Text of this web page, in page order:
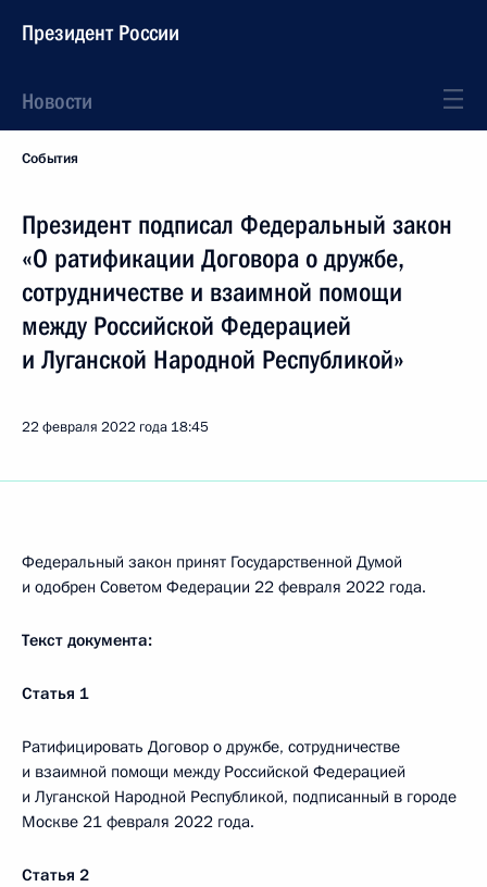
Президент России
Новости
События
Президент подписал Федеральный закон
«О ратификации Договора о дружбе,
сотрудничестве и взаимной помощи
между Российской Федерацией
и Луганской Народной Республикой»
22 февраля 2022 года 18:45
Федеральный закон принят Государственной Думой
и одобрен Советом Федерации 22 февраля 2022 года.
Текст документа:
Статья 1
Ратифицировать Договор о дружбе, сотрудничестве
и взаимной помощи между Российской Федерацией
и Луганской Народной Республикой, подписанный в городе
Москве 21 февраля 2022 года.
Статья 2